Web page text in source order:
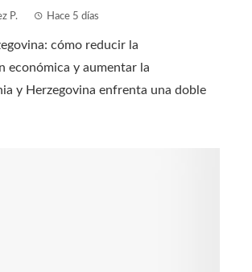
P. Hace 5 días
cómo reducir la
económica y aumentar la
y Herzegovina enfrenta una doble